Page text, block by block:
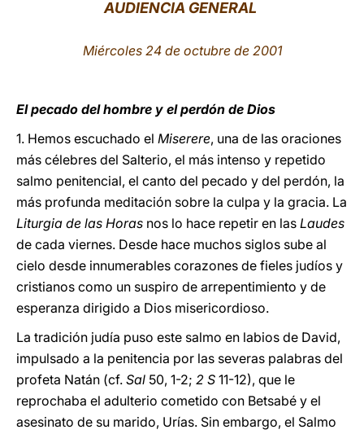
AUDIENCIA GENERAL
Miércoles 24 de octubre de 2001
El pecado del hombre y el perdón de Dios
1. Hemos escuchado el Miserere, una de las oraciones
más célebres del Salterio, el más intenso y repetido
salmo penitencial, el canto del pecado y del perdón, la
más profunda meditación sobre la culpa y la gracia. La
Liturgia de las Horas nos lo hace repetir en las Laudes
de cada viernes. Desde hace muchos siglos sube al
cielo desde innumerables corazones de fieles judíos y
cristianos como un suspiro de arrepentimiento y de
esperanza dirigido a Dios misericordioso.
La tradición judía puso este salmo en labios de David,
impulsado a la penitencia por las severas palabras del
profeta Natán (cf. Sal 50, 1-2; 2 S 11-12), que le
reprochaba el adulterio cometido con Betsabé y el
asesinato de su marido, Urías. Sin embargo, el Salmo